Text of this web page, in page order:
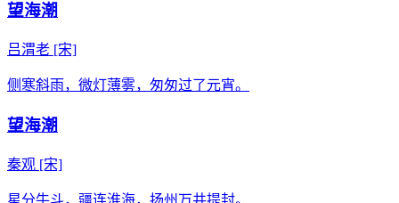
望海潮
吕渭老 [宋]
侧寒斜雨，微灯薄雾，匆匆过了元宵。
望海潮
秦观 [宋]
星分牛斗，疆连淮海，扬州万井提封。